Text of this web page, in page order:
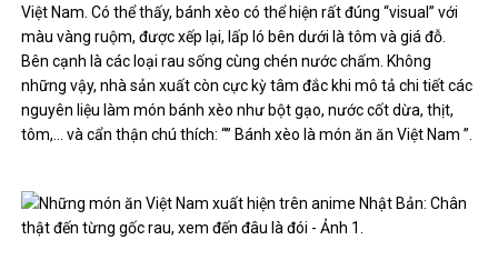
Việt Nam. Có thể thấy, bánh xèo có thể hiện rất đúng “visual” với
màu vàng ruộm, được xếp lại, lấp ló bên dưới là tôm và giá đỗ.
Bên cạnh là các loại rau sống cùng chén nước chấm. Không
những vậy, nhà sản xuất còn cực kỳ tâm đắc khi mô tả chi tiết các
nguyên liệu làm món bánh xèo như bột gạo, nước cốt dừa, thịt,
tôm,… và cẩn thận chú thích: “” Bánh xèo là món ăn ăn Việt Nam ”.